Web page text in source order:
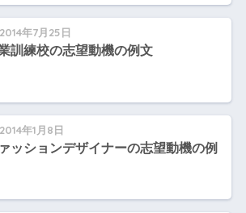
2014年7月25日
訓練校の志望動機の例文
2014年1月8日
ッションデザイナーの志望動機の例